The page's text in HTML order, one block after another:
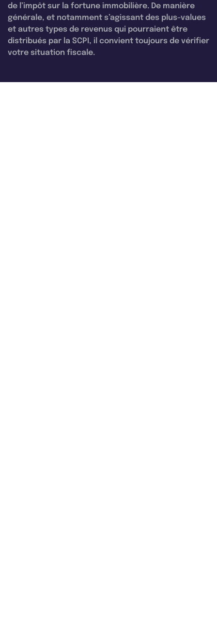
de l’impôt sur la fortune immobilière. De manière
générale, et notamment s’agissant des plus-values
et autres types de revenus qui pourraient être
distribués par la SCPI, il convient toujours de vérifier
votre situation fiscale.